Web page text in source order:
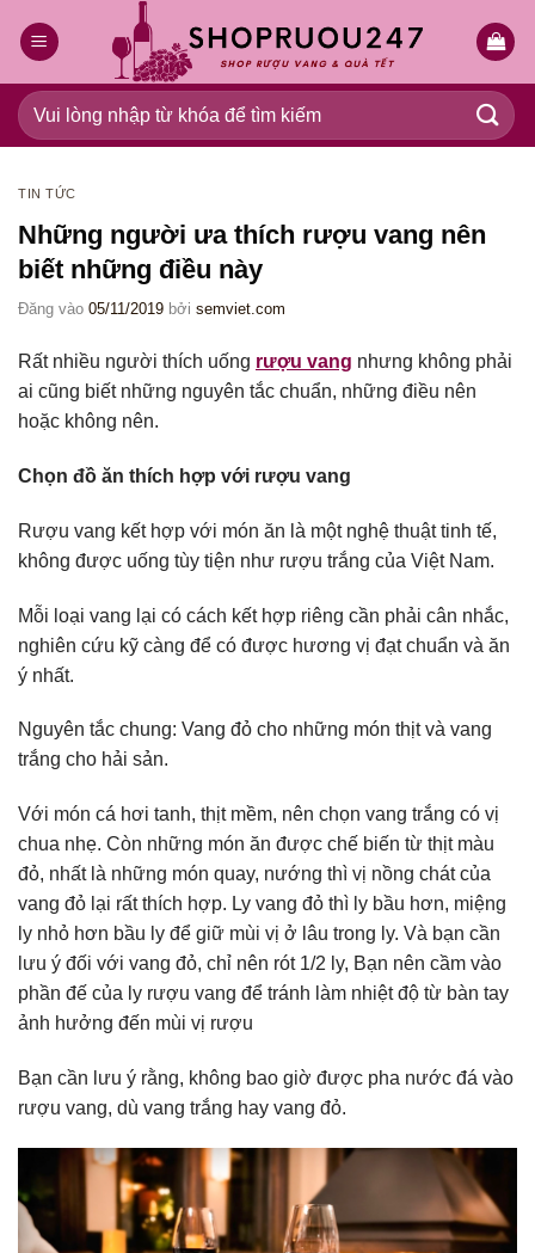
qua
dung
Tìm
kiếm:
TIN TỨC
Những người ưa thích rượu vang nên
biết những điều này
Đăng vào 05/11/2019 bởi semviet.com
Rất nhiều người thích uống rượu vang nhưng không phải
ai cũng biết những nguyên tắc chuẩn, những điều nên
hoặc không nên.
Chọn đồ ăn thích hợp với rượu vang
Rượu vang kết hợp với món ăn là một nghệ thuật tinh tế,
không được uống tùy tiện như rượu trắng của Việt Nam.
Mỗi loại vang lại có cách kết hợp riêng cần phải cân nhắc,
nghiên cứu kỹ càng để có được hương vị đạt chuẩn và ăn
ý nhất.
Nguyên tắc chung: Vang đỏ cho những món thịt và vang
trắng cho hải sản.
Với món cá hơi tanh, thịt mềm, nên chọn vang trắng có vị
chua nhẹ. Còn những món ăn được chế biến từ thịt màu
đỏ, nhất là những món quay, nướng thì vị nồng chát của
vang đỏ lại rất thích hợp. Ly vang đỏ thì ly bầu hơn, miệng
ly nhỏ hơn bầu ly để giữ mùi vị ở lâu trong ly. Và bạn cần
lưu ý đối với vang đỏ, chỉ nên rót 1/2 ly, Bạn nên cầm vào
phần đế của ly rượu vang để tránh làm nhiệt độ từ bàn tay
ảnh hưởng đến mùi vị rượu
Bạn cần lưu ý rằng, không bao giờ được pha nước đá vào
rượu vang, dù vang trắng hay vang đỏ.